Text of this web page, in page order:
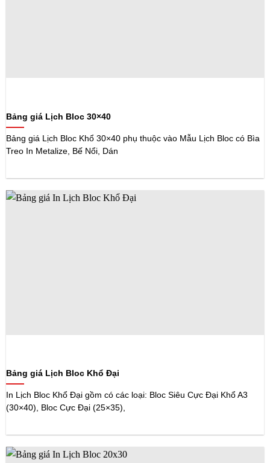
Bảng giá Lịch Bloc 30×40
Bảng giá Lịch Bloc Khổ 30×40 phụ thuộc vào Mẫu Lịch Bloc có Bìa
Treo In Metalize, Bế Nổi, Dán
Bảng giá Lịch Bloc Khổ Đại
In Lịch Bloc Khổ Đại gồm có các loại: Bloc Siêu Cực Đại Khổ A3
(30×40), Bloc Cực Đại (25×35),